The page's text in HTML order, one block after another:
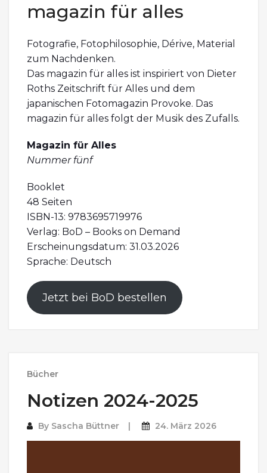
magazin für alles
Fotografie, Fotophilosophie, Dérive, Material
zum Nachdenken.
Das magazin für alles ist inspiriert von Dieter
Roths Zeitschrift für Alles und dem
japanischen Fotomagazin Provoke. Das
magazin für alles folgt der Musik des Zufalls.
Magazin für Alles
Nummer fünf
Booklet
48 Seiten
ISBN-13: 9783695719976
Verlag: BoD – Books on Demand
Erscheinungsdatum: 31.03.2026
Sprache: Deutsch
Jetzt bei BoD bestellen
Bücher
Notizen 2024-2025
By Sascha Büttner 24. März 2026